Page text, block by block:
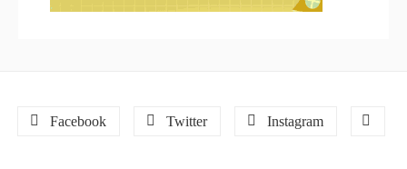
Facebook Twitter Instagram